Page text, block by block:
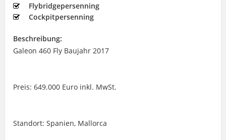
Flybridgepersenning
Cockpitpersenning
Beschreibung:
Galeon 460 Fly Baujahr 2017
Preis: 649.000 Euro inkl. MwSt.
Standort: Spanien, Mallorca